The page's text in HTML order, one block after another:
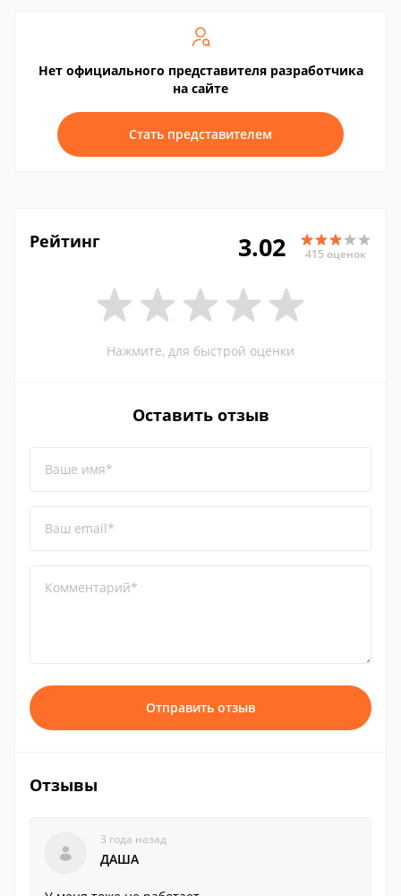
Нет официального представителя разработчика
на сайте
Стать представителем
Рейтинг 3.02 415 оценок
Нажмите, для быстрой оценки
Оставить отзыв
Ваше имя*
Ваш email*
Комментарий*
Отправить отзыв
Отзывы
3 года назад
ДАША